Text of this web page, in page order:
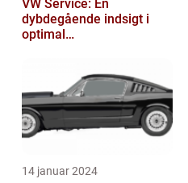
VW Service: En
dybdegående indsigt i
optimal
14 januar 2024